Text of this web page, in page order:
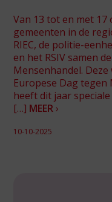
Van 13 tot en met
gemeenten in de
RIEC, de politie-
en het RSIV samen
Mensenhandel.
Europese Dag
heeft dit jaar
[…] MEER ›
10-10-2025